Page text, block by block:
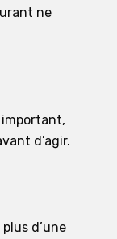
ne
d’agir.
d’une